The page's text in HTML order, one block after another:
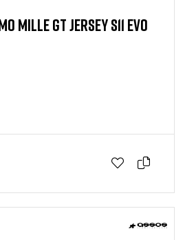
MILLE GT JERSEY S11 EVO